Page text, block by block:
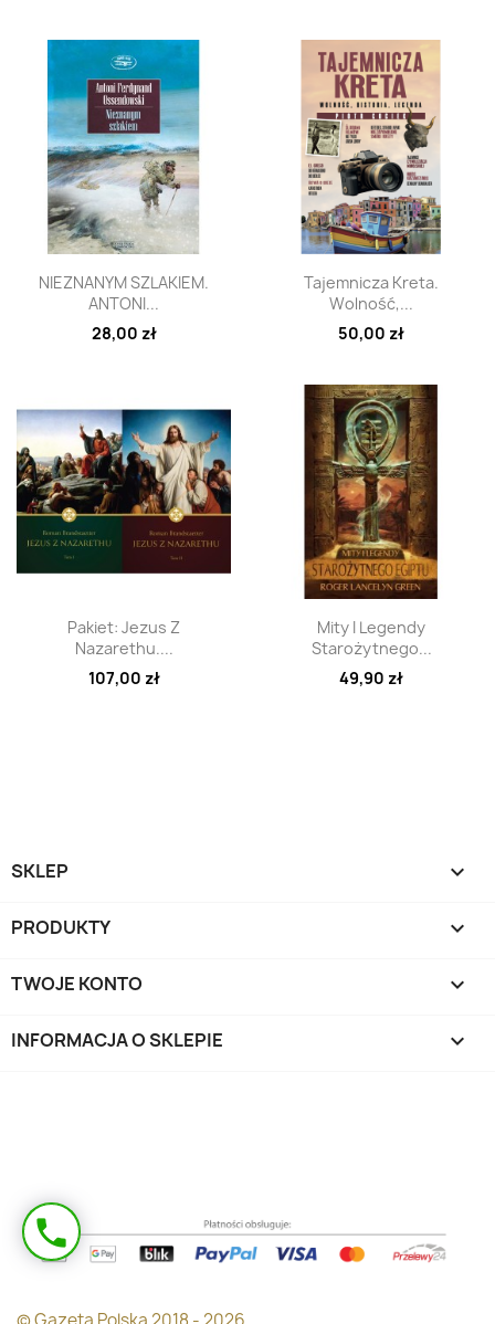
Szybki podgląd
NIEZNANYM SZLAKIEM.
ANTONI...
28,00 zł
Szybki podgląd
Tajemnicza Kreta.
Wolność,...
50,00 zł
Szybki podgląd
Pakiet: Jezus Z
Nazarethu....
107,00 zł
Szybki podgląd
Mity I Legendy
Starożytnego...
49,90 zł
SKLEP 
PRODUKTY 
TWOJE KONTO 
INFORMACJA O SKLEPIE keyboard_arrow_down
Masz pytanie?
Oddzwonimy!
phone